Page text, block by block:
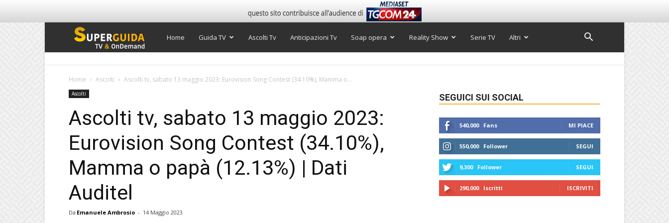
Super
Home Guida TV Ascolti Tv Anticipazioni Tv Soap opera Reality Show Serie TV Altri
Home Ascolti Ascolti tv, sabato 13 maggio 2023: Eurovision Song Contest (34.10%), Mamma o...
Ascolti
Ascolti tv, sabato 13 maggio 2023:
Eurovision Song Contest (34.10%),
Mamma o papà (12.13%) | Dati
Auditel
Da Emanuele Ambrosio - 14 Maggio 2023
SEGUICI SUI SOCIAL
540,000 Fans MI PIACE
550,000 Follower SEGUI
9,300 Follower SEGUI
290,000 Iscritti ISCRIVITI